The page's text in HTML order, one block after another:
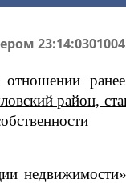
район,
праве